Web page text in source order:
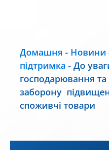
Домашня - Новини
підтримка - До
господарювання
заборону
споживчі товари